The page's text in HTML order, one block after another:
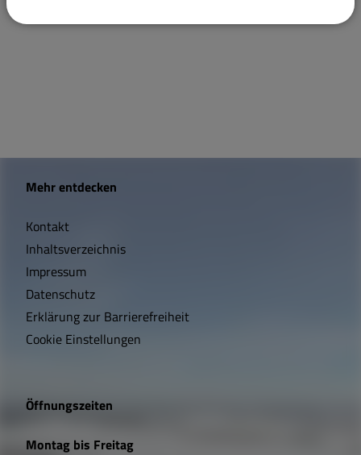
W
c
h
t
i
e
L
Mehr entdecken
Kontakt
Inhaltsverzeichnis
Impressum
Datenschutz
Erklärung zur Barrierefreiheit
Cookie Einstellungen
Öffnungszeiten
Montag bis Freitag